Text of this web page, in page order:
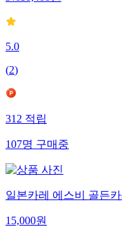
5.0
(2)
312적립
107명구매중
일본카레 에스비 골든
15,000원